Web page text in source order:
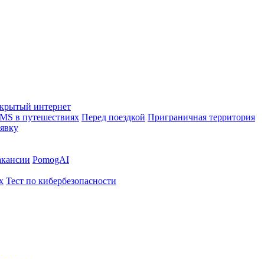
интернет
в путешествиях Перед поездкой Приграничная территория
PomogAI
Тест по кибербезопасности